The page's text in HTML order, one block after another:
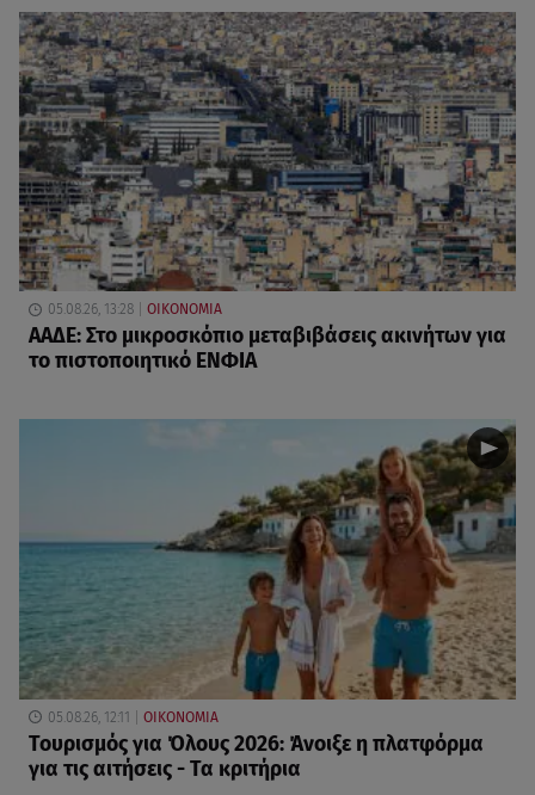
05.08.26, 13:28 ΟΙΚΟΝΟΜΙΑ
ΑΑΔΕ: Στο μικροσκόπιο μεταβιβάσεις ακινήτων για
το πιστοποιητικό ΕΝΦΙΑ
05.08.26, 12:11 ΟΙΚΟΝΟΜΙΑ
Τουρισμός για Όλους 2026: Άνοιξε η πλατφόρμα
για τις αιτήσεις - Τα κριτήρια